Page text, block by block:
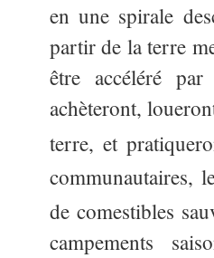
en une spirale
partir de la terre
être accéléré
achèteront,
terre, et
communautaires,
de comestibles
campements